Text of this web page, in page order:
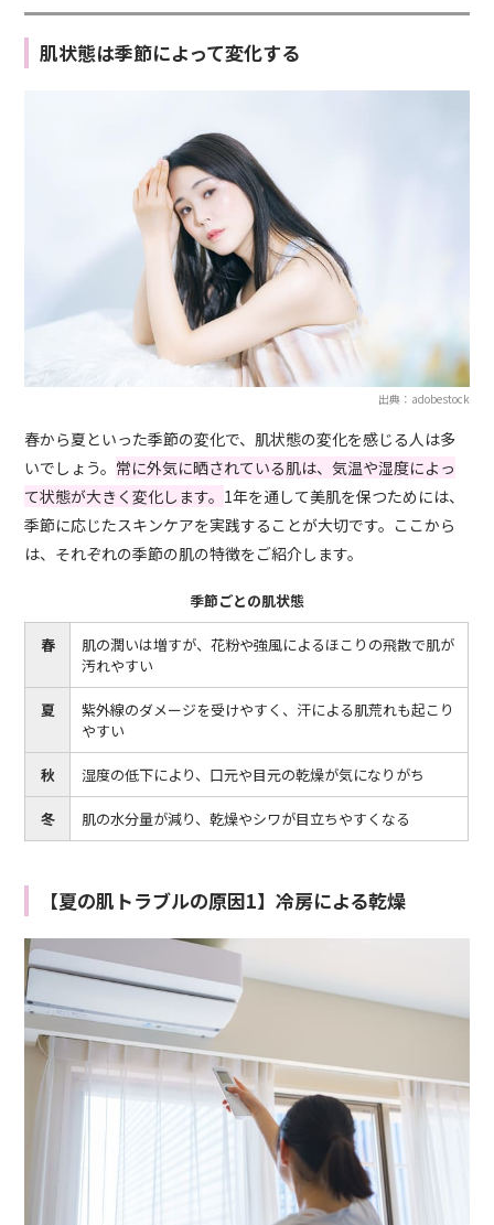
肌状態は季節によって変化する
出典：adobestock
春から夏といった季節の変化で、肌状態の変化を感じる人は多
いでしょう。 常に外気に晒されている肌は、気温や湿度によっ
て状態が大きく変化します。 1年を通して美肌を保つためには、
季節に応じたスキンケアを実践することが大切です。ここから
は、それぞれの季節の肌の特徴をご紹介します。
季節ごとの肌状態
春
肌の潤いは増すが、花粉や強風によるほこりの飛散で肌が
汚れやすい
夏
紫外線のダメージを受けやすく、汗による肌荒れも起こり
やすい
秋 湿度の低下により、口元や目元の乾燥が気になりがち
冬 肌の水分量が減り、乾燥やシワが目立ちやすくなる
【夏の肌トラブルの原因1】冷房による乾燥